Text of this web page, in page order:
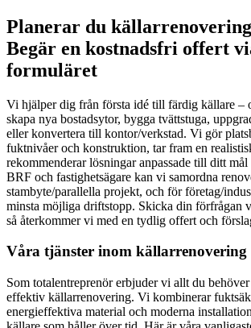
Planerar du
Begär en kostnadsfri offert
formuläret
Vi hjälper dig från första idé till färdig källare –
skapa nya bostadsytor, bygga tvättstuga,
eller konvertera till kontor/verkstad. Vi gör
fuktnivåer och konstruktion, tar fram en
rekommenderar lösningar anpassade till ditt
BRF och fastighetsägare kan vi samordna
stambyte/parallella projekt, och för företag/
minsta möjliga driftstopp. Skicka din förfrågan
så återkommer vi med en tydlig offert och
Våra tjänster inom
Som totalentreprenör erbjuder vi allt du
effektiv källarrenovering. Vi kombinerar
energieffektiva material och moderna